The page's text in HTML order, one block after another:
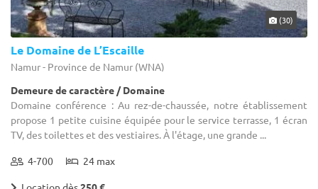
(30)
Le Domaine de L’Escaille
Namur - Province de Namur (WNA)
Demeure de caractère / Domaine
Domaine conférence : Au rez-de-chaussée, notre établissement
propose 1 petite cuisine équipée pour le service terrasse, 1 écran
TV, des toilettes et des vestiaires. À l'étage, une grande ...
4-700 24 max